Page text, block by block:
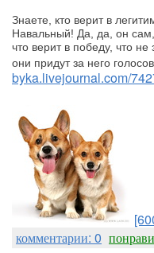
Знаете, кто верит в
Навальный! Да, да, он
что верит в победу, что
они придут за него
byka.livejournal.com/
комментарии: 0